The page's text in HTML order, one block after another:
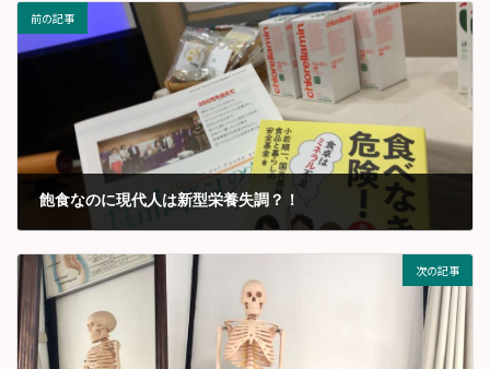
前の記事
飽食なのに現代人は新型栄養失調？！
次の記事